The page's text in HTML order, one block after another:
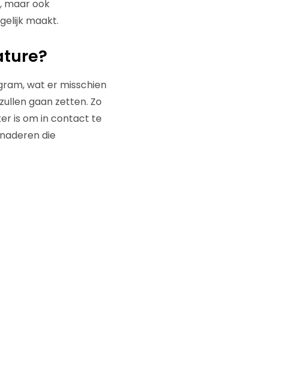
maar ook
maakt.
wat er misschien
gaan zetten. Zo
is om in contact te
die